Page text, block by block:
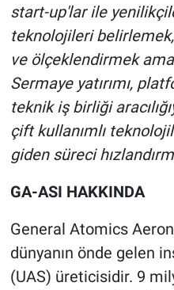
start-up'lar ile
teknolojileri
ve ölçeklendirmek
Sermaye yatırımı,
teknik iş birliği
çift kullanımlı
giden süreci
GA-ASI HAKKINDA
General Atomics
dünyanın önde gelen
(UAS) üreticisidir. 9